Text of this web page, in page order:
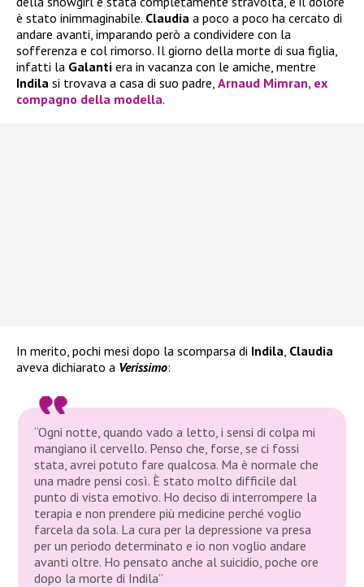
è stato inimmaginabile. Claudia a poco a poco ha cercato di
andare avanti, imparando però a condividere con la
sofferenza e col rimorso. Il giorno della morte di sua figlia,
infatti la Galanti era in vacanza con le amiche, mentre
Indila si trovava a casa di suo padre, Arnaud Mimran, ex
compagno della modella.
In merito, pochi mesi dopo la scomparsa di Indila, Claudia
aveva dichiarato a Verissimo:
“Ogni notte, quando vado a letto, i sensi di colpa mi
mangiano il cervello. Penso che, forse, se ci fossi
stata, avrei potuto fare qualcosa. Ma è normale che
una madre pensi così. È stato molto difficile dal
punto di vista emotivo. Ho deciso di interrompere la
terapia e non prendere più medicine perché voglio
farcela da sola. La cura per la depressione va presa
per un periodo determinato e io non voglio andare
avanti oltre. Ho pensato anche al suicidio, poche ore
dopo la morte di Indila”